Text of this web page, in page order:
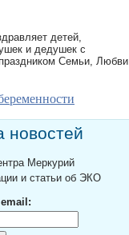
детей,
и дедушек с
Семьи, Любви
новостей
Меркурий
и статьи об ЭКО